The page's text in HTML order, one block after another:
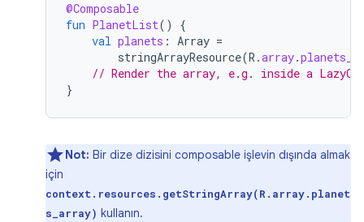
@Composable
fun PlanetList()
{
val planets : Array =
stringArrayResource(R .array.
// Render the array, e.g. inside a
}
Not: Bir dize dizisini composable işlevin dışında almak
için
context.resources.getStringArray(R.array.planet
s_array) kullanın.